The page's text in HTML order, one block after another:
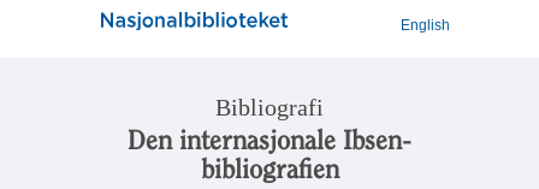
English
Bibliografi
Den internasjonale Ibsen-
bibliografien